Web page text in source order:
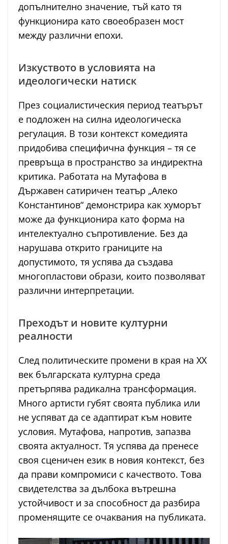
допълнително значение, тъй като тя
функционира като своеобразен мост
между различни епохи.
Изкуството в условията на
идеологически натиск
През социалистическия период театърът
е подложен на силна идеологическа
регулация. В този контекст комедията
придобива специфична функция – тя се
превръща в пространство за индиректна
критика. Работата на Мутафова в
Държавен сатиричен театър „Алеко
Константинов“ демонстрира как хуморът
може да функционира като форма на
интелектуално съпротивление. Без да
нарушава открито границите на
допустимото, тя успява да създава
многопластови образи, които позволяват
различни интерпретации.
Преходът и новите културни
реалности
След политическите промени в края на XX
век българската културна среда
претърпява радикална трансформация.
Много артисти губят своята публика или
не успяват да се адаптират към новите
условия. Мутафова, напротив, запазва
своята актуалност. Тя успява да пренесе
своя сценичен език в новия контекст, без
да прави компромиси с качеството. Това
свидетелства за дълбока вътрешна
устойчивост и за способност да разбира
променящите се очаквания на публиката.